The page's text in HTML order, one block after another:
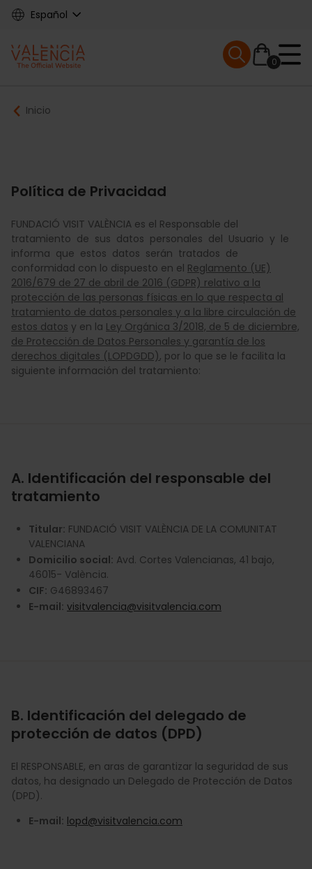
Skip
content
Español
Main
navigation
0
Mobile menu
Breadcrumb
Inicio
Política de Privacidad
FUNDACIÓ VISIT VALÈNCIA es el Responsable del
tratamiento de sus datos personales del Usuario y le
informa que estos datos serán tratados de
conformidad con lo dispuesto en el Reglamento (UE)
2016/679 de 27 de abril de 2016 (GDPR) relativo a la
protección de las personas físicas en lo que respecta al
tratamiento de datos personales y a la libre circulación de
estos datos y en la Ley Orgánica 3/2018, de 5 de diciembre,
de Protección de Datos Personales y garantía de los
derechos digitales (LOPDGDD), por lo que se le facilita la
siguiente información del tratamiento:
A. Identificación del responsable del
tratamiento
Titular: FUNDACIÓ VISIT VALÈNCIA DE LA COMUNITAT
VALENCIANA
Domicilio social: Avd. Cortes Valencianas, 41 bajo,
46015- València.
CIF: G46893467
E-mail: visitvalencia@visitvalencia.com
B. Identificación del delegado de
protección de datos (DPD)
El RESPONSABLE, en aras de garantizar la seguridad de sus
datos, ha designado un Delegado de Protección de Datos
(DPD).
E-mail: lopd@visitvalencia.com